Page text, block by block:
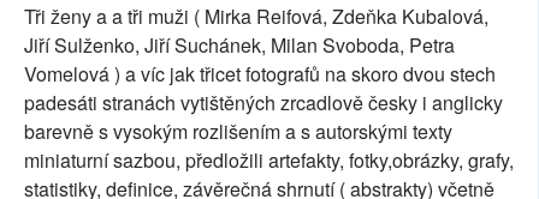
Tři ženy a a tři muži ( Mirka Reifová, Zdeňka Kubalová,
Jiří Sulženko, Jiří Suchánek, Milan Svoboda, Petra
Vomelová ) a víc jak třicet fotografů na skoro dvou stech
padesáti stranách vytištěných zrcadlově česky i anglicky
barevně s vysokým rozlišením a s autorskými texty
miniaturní sazbou, předložili artefakty, fotky,obrázky, grafy,
statistiky, definice, závěrečná shrnutí ( abstrakty) včetně